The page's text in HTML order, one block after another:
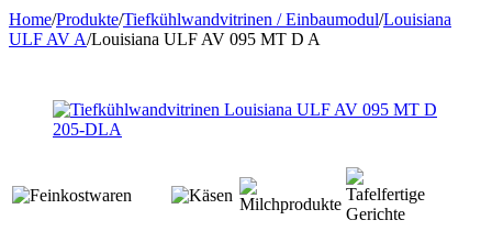
Home/Produkte/Tiefkühlwandvitrinen / Einbaumodul/Louisiana
ULF AV A/Louisiana ULF AV 095 MT D A